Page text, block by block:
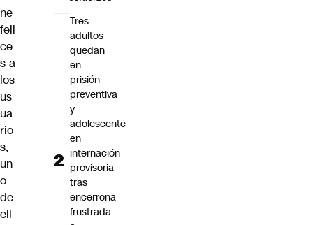
ne
feli
ce
s a
los
us
ua
rio
s,
un
o
de
ell
Tres
adultos
quedan
en
prisión
preventiva
y
adolescente
en
internación
provisoria
tras
encerrona
frustrada